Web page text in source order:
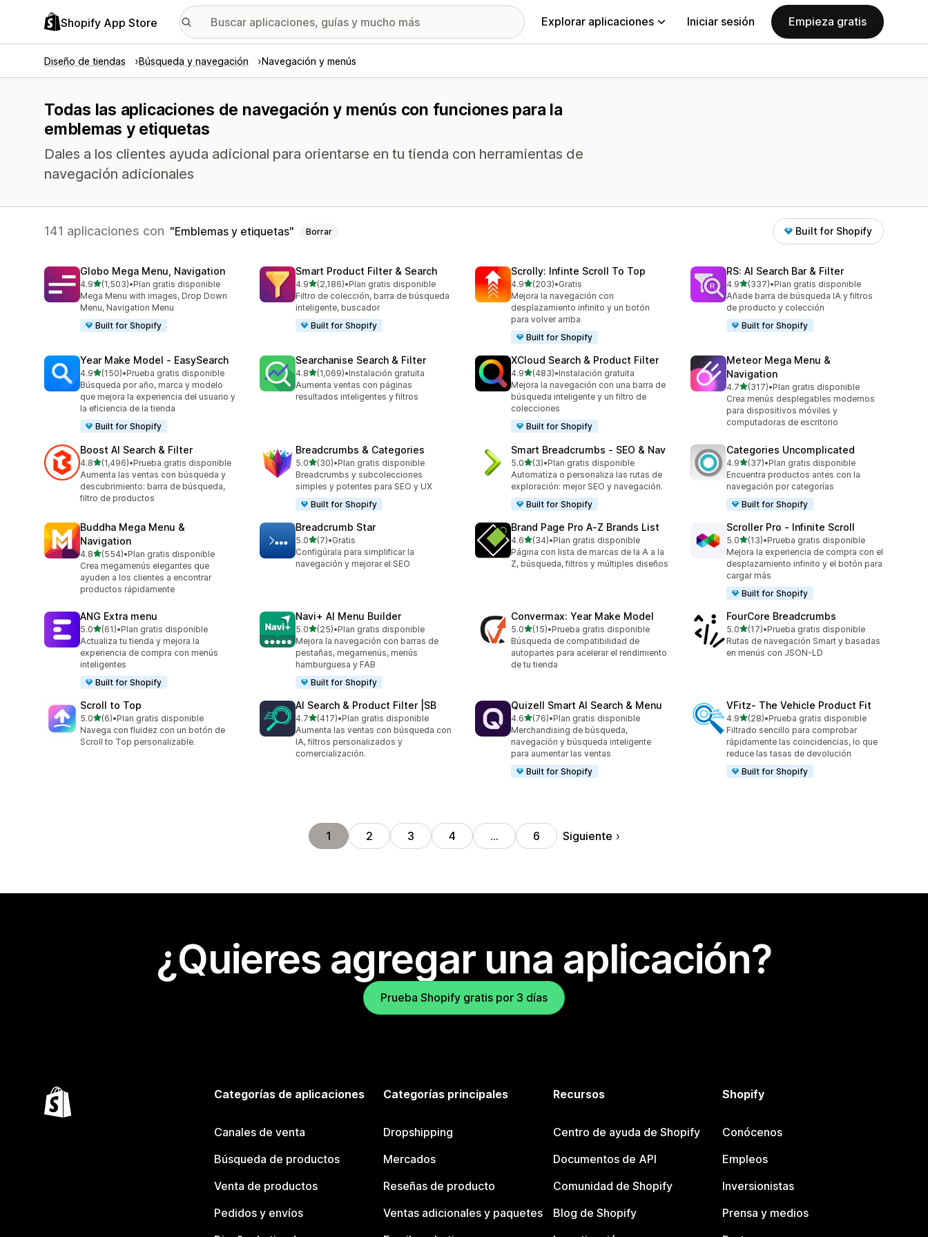
Shopify App Store Explorar aplicaciones Iniciar sesión Empieza gratis
Diseño de tiendas Búsqueda y navegación Navegación y menús
Todas las aplicaciones de navegación y menús con funciones para la
emblemas y etiquetas
Dales a los clientes ayuda adicional para orientarse en tu tienda con herramientas de
navegación adicionales
141 aplicaciones con Emblemas y etiquetas Borrar Built for Shopify
Globo Mega Menu, Navigation
4.9de 5 estrellas
(1,503)
1503 reseñas en total
•Plan gratis disponible
Mega Menu with images, Drop Down
Menu, Navigation Menu
Built for Shopify
Smart Product Filter & Search
4.9de 5 estrellas
(2,186)
2186 reseñas en total
•Plan gratis disponible
Filtro de colección, barra de búsqueda
inteligente, buscador
Built for Shopify
Scrolly: Infinte Scroll To Top
4.9de 5 estrellas
(203)
203 reseñas en total
•Gratis
Mejora la navegación con
desplazamiento infinito y un botón
para volver arriba
Built for Shopify
RS: AI Search Bar & Filter
4.9de 5 estrellas
(337)
337 reseñas en total
•Plan gratis disponible
Añade barra de búsqueda IA y filtros
de producto y colección
Built for Shopify
Year Make Model ‑ EasySearch
4.9de 5 estrellas
(150)
150 reseñas en total
•Prueba gratis disponible
Búsqueda por año, marca y modelo
que mejora la experiencia del usuario y
la eficiencia de la tienda
Built for Shopify
Searchanise Search & Filter
4.8de 5 estrellas
(1,069)
1069 reseñas en total
•Instalación gratuita
Aumenta ventas con páginas
resultados inteligentes y filtros
XCloud Search & Product Filter
4.9de 5 estrellas
(483)
483 reseñas en total
•Instalación gratuita
Mejora la navegación con una barra de
búsqueda inteligente y un filtro de
colecciones
Built for Shopify
Meteor Mega Menu &
Navigation
4.7de 5 estrellas
(317)
317 reseñas en total
•Plan gratis disponible
Crea menús desplegables modernos
para dispositivos móviles y
computadoras de escritorio
Boost AI Search & Filter
4.8de 5 estrellas
(1,496)
1496 reseñas en total
•Prueba gratis disponible
Aumenta las ventas con búsqueda y
descubrimiento: barra de búsqueda,
filtro de productos
Breadcrumbs & Categories
5.0de 5 estrellas
(30)
30 reseñas en total
•Plan gratis disponible
Breadcrumbs y subcolecciones
simples y potentes para SEO y UX
Built for Shopify
Smart Breadcrumbs ‑ SEO & Nav
5.0de 5 estrellas
(3)
3 reseñas en total
•Plan gratis disponible
Automatiza o personaliza las rutas de
exploración: mejor SEO y navegación.
Built for Shopify
Categories Uncomplicated
4.9de 5 estrellas
(37)
37 reseñas en total
•Plan gratis disponible
Encuentra productos antes con la
navegación por categorías
Built for Shopify
Buddha Mega Menu &
Navigation
4.8de 5 estrellas
(554)
554 reseñas en total
•Plan gratis disponible
Crea megamenús elegantes que
ayuden a los clientes a encontrar
productos rápidamente
Breadcrumb Star
5.0de 5 estrellas
(7)
7 reseñas en total
•Gratis
Configúrala para simplificar la
navegación y mejorar el SEO
Brand Page Pro A‑Z Brands List
4.6de 5 estrellas
(34)
34 reseñas en total
•Plan gratis disponible
Página con lista de marcas de la A a la
Z, búsqueda, filtros y múltiples diseños
Scroller Pro ‑ Infinite Scroll
5.0de 5 estrellas
(13)
13 reseñas en total
•Prueba gratis disponible
Mejora la experiencia de compra con el
desplazamiento infinito y el botón para
cargar más
Built for Shopify
ANG Extra menu
5.0de 5 estrellas
(61)
61 reseñas en total
•Plan gratis disponible
Actualiza tu tienda y mejora la
experiencia de compra con menús
inteligentes
Built for Shopify
Navi+ AI Menu Builder
5.0de 5 estrellas
(25)
25 reseñas en total
•Plan gratis disponible
Mejora la navegación con barras de
pestañas, megamenús, menús
hamburguesa y FAB
Built for Shopify
Convermax: Year Make Model
5.0de 5 estrellas
(15)
15 reseñas en total
•Prueba gratis disponible
Búsqueda de compatibilidad de
autopartes para acelerar el rendimiento
de tu tienda
FourCore Breadcrumbs
5.0de 5 estrellas
(17)
17 reseñas en total
•Prueba gratis disponible
Rutas de navegación Smart y basadas
en menús con JSON-LD
Scroll to Top
5.0de 5 estrellas
(6)
6 reseñas en total
•Plan gratis disponible
Navega con fluidez con un botón de
Scroll to Top personalizable.
AI Search & Product Filter |SB
4.7de 5 estrellas
(417)
417 reseñas en total
•Plan gratis disponible
Aumenta las ventas con búsqueda con
IA, filtros personalizados y
comercialización.
Quizell Smart AI Search & Menu
4.6de 5 estrellas
(76)
76 reseñas en total
•Plan gratis disponible
Merchandising de búsqueda,
navegación y búsqueda inteligente
para aumentar las ventas
Built for Shopify
VFitz‑ The Vehicle Product Fit
4.9de 5 estrellas
(28)
28 reseñas en total
•Prueba gratis disponible
Filtrado sencillo para comprobar
rápidamente las coincidencias, lo que
reduce las tasas de devolución
Built for Shopify
1 2 3 4 … 6 Siguiente
¿Quieres agregar una aplicación?
Prueba Shopify gratis por 3 días
Categorías de aplicaciones
Canales de venta
Búsqueda de productos
Venta de productos
Pedidos y envíos
Categorías principales
Dropshipping
Mercados
Reseñas de producto
Ventas adicionales y paquetes
Recursos
Centro de ayuda de Shopify
Documentos de API
Comunidad de Shopify
Blog de Shopify
Shopify
Conócenos
Empleos
Inversionistas
Prensa y medios